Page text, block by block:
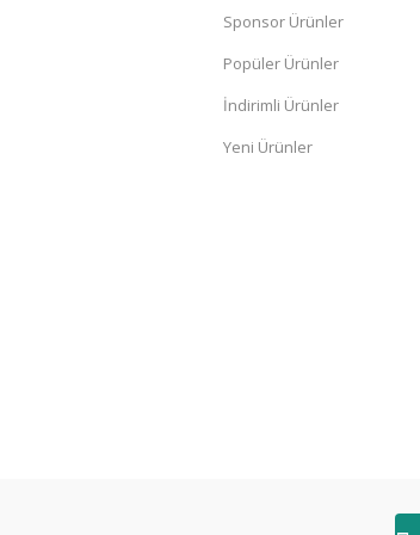
Sponsor Ürünler
Popüler Ürünler
İndirimli Ürünler
Yeni Ürünler